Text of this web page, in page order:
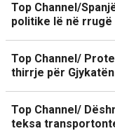
Top Channel/
politike lë në
Top Channel/
thirrje për
Top Channel/
teksa